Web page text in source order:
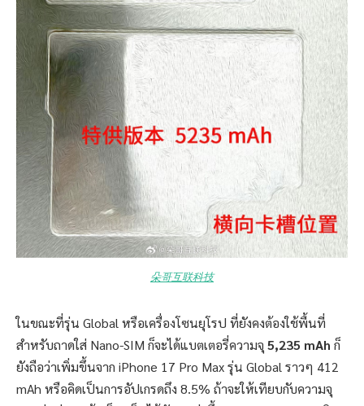
朵哥互联科技
ในขณะที่รุ่น Global หรือเครื่องโซนยุโรป ที่ยังคงต้องใช้พื้นที่
สำหรับถาดใส่ Nano-SIM ก็จะได้แบตเตอรี่ความจุ 5,235 mAh ก็
ยังถือว่าเพิ่มขึ้นจาก iPhone 17 Pro Max รุ่น Global ราวๆ 412
mAh หรือคิดเป็นการอัปเกรดถึง 8.5% ถ้าจะให้เทียบกับความจุ